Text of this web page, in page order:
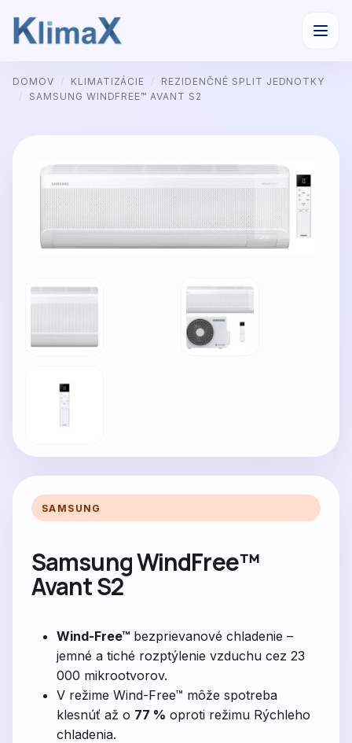
na
DOMOV / KLIMATIZÁCIE /
REZIDENČNÉ SPLIT JEDNOTKY
SAMSUNG WINDFREE™ AVANT S2
SAMSUNG
Samsung WindFree™
Avant S2
Wind-Free™ bezprievanové chladenie –
jemné a tiché rozptýlenie vzduchu cez 23
000 mikrootvorov.
V režime Wind-Free™ môže spotreba
klesnúť až o 77 % oproti režimu Rýchleho
chladenia.